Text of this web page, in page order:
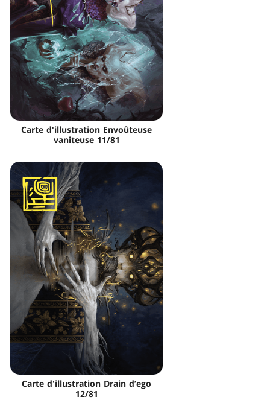
Carte d'illustration Envoûteuse
vaniteuse 11/81
Carte d'illustration Drain d’ego
12/81